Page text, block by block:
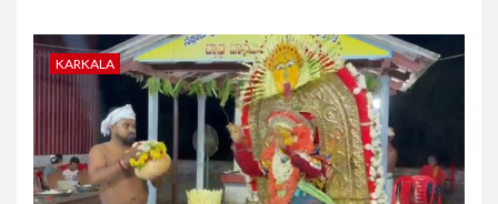
KARKALA